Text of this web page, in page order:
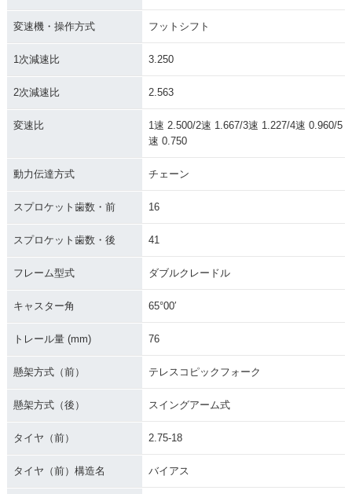
変速機・操作方式 フットシフト
1次減速比 3.250
2次減速比 2.563
変速比
1速 2.500/2速 1.667/3速 1.227/4速 0.960/5
速 0.750
動力伝達方式 チェーン
スプロケット歯数・前 16
スプロケット歯数・後 41
フレーム型式 ダブルクレードル
キャスター角 65°00′
トレール量 (mm) 76
懸架方式（前） テレスコピックフォーク
懸架方式（後） スイングアーム式
タイヤ（前） 2.75-18
タイヤ（前）構造名 バイアス